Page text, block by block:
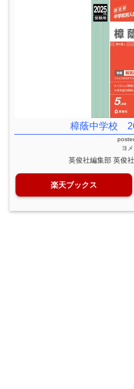
樟蔭中学校
ヨ
英俊社編集部 英俊
楽天ブックス